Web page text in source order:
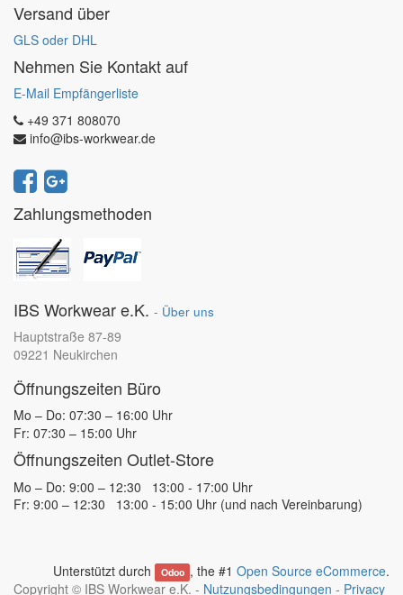
Versand über
GLS oder DHL
Nehmen Sie Kontakt auf
E-Mail Empfängerliste
+49 371 808070
info@ibs-workwear.de
Zahlungsmethoden
IBS Workwear e.K. - Über uns
Hauptstraße 87-89
09221 Neukirchen
Öffnungszeiten Büro
Mo – Do: 07:30 – 16:00 Uhr
Fr: 07:30 – 15:00 Uhr
Öffnungszeiten Outlet-Store
Mo – Do: 9:00 – 12:30 13:00 - 17:00 Uhr
Fr: 9:00 – 12:30 13:00 - 15:00 Uhr (und nach Vereinbarung)
Unterstützt durch Odoo , the #1 Open Source eCommerce.
Copyright © IBS Workwear e.K. - Nutzungsbedingungen - Privacy